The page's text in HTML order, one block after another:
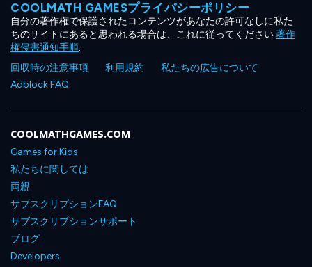
COOLMATH GAMESプライバシーポリシー
自分の著作権で保護されたコンテンツがあなたの許可なしに私た
ちのサイトにあると思われる場合は、これに従ってください著作
権侵害通知手順.
回収時の注意事項
利用規約
私たちの広告について
Adblock FAQ
COOLMATHGAMES.COM
Games for Kids
私たちに関しては
両親
サブスクリプションFAQ
サブスクリプションサポート
ブログ
Developers